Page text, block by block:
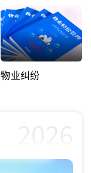
物业纠纷